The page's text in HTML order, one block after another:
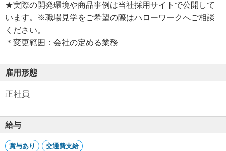
★実際の開発環境や商品事例は当社採用サイトで公開して
います。※職場見学をご希望の際はハローワークへご相談
ください。
＊変更範囲：会社の定める業務
雇用形態
正社員
給与
賞与あり 交通費支給